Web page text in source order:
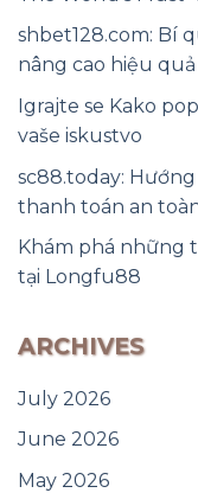
shbet128.com: Bí
nâng cao hiệu quả
Igrajte se Kako
vaše iskustvo
sc88.today:
thanh toán an
Khám phá những
tại Longfu88
ARCHIVES
July 2026
June 2026
May 2026